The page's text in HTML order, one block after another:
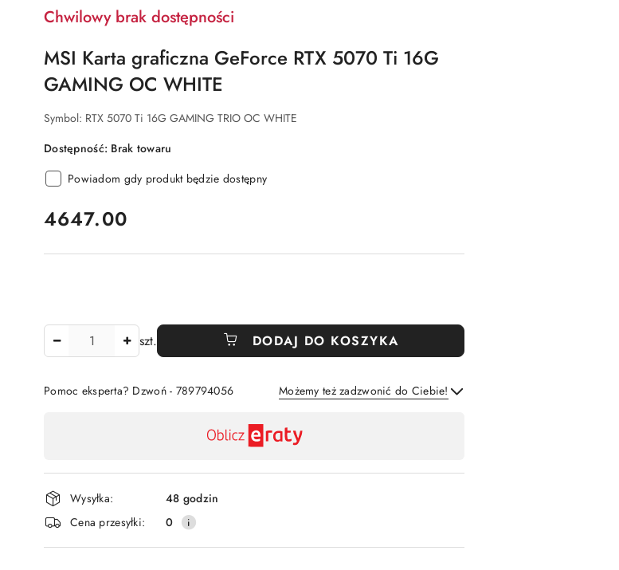
Chwilowy brak dostępności
MSI Karta graficzna GeForce RTX 5070 Ti 16G
GAMING OC WHITE
Symbol: RTX 5070 Ti 16G GAMING TRIO OC WHITE
Dostępność: Brak towaru
Powiadom gdy produkt będzie dostępny
cena:
4647.00
szt. DODAJ DO KOSZYKA
Pomoc eksperta? Dzwoń - 789794056 Możemy też zadzwonić do Ciebie!
płatność
i
dostawa
Wysyłka:
48 godzin
Cena przesyłki:
0